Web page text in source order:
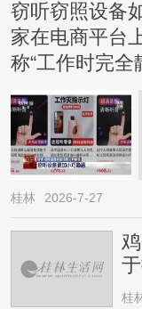
窃听窃照设备
家在电商平台
称“工作时完全
桂林 2026-7-27
→
桂